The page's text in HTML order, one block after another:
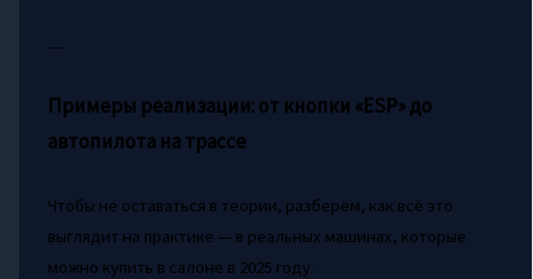
---
Примеры реализации: от кнопки «ESP» до
автопилота на трассе
Чтобы не оставаться в теории, разберём, как всё это
выглядит на практике — в реальных машинах, которые
можно купить в салоне в 2025 году.